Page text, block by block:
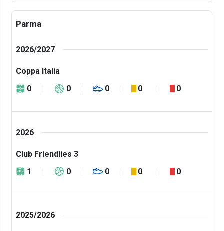
Parma
2026/2027
Coppa Italia
0
0 0 0 0
2026
Club Friendlies 3
1
0 0 0 0
2025/2026